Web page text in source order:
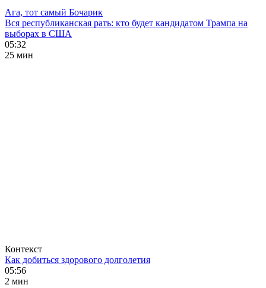
Ага, тот самый Бочарик
Вся республиканская рать: кто будет кандидатом Трампа на
выборах в США
05:32
25 мин
Контекст
Как добиться здорового долголетия
05:56
2 мин